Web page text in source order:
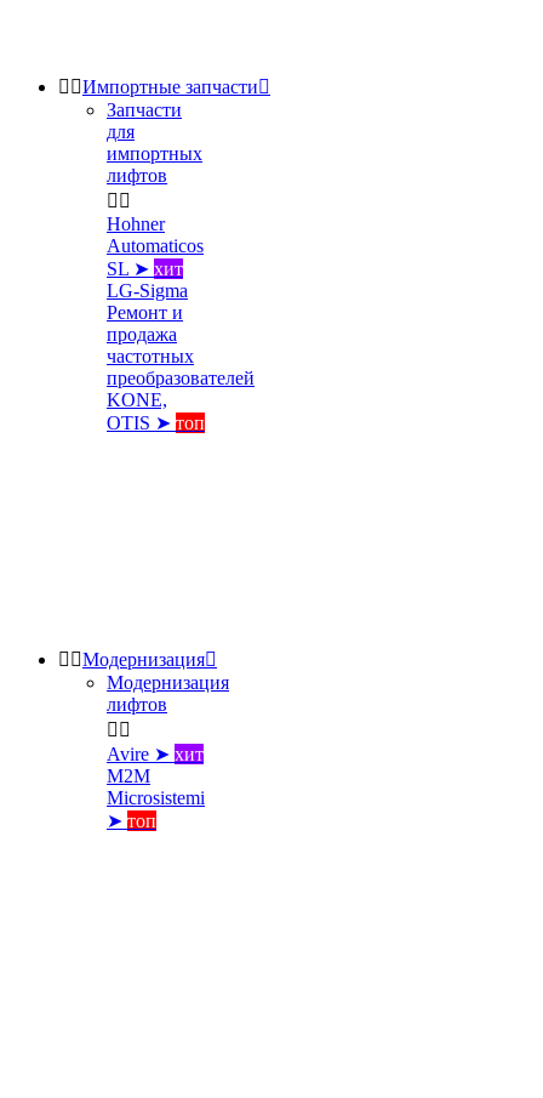
 Импортные запчасти
Запчасти
для
импортных
лифтов
 
Hohner
Automaticos
SL ➤ хит
LG-Sigma
Ремонт и
продажа
частотных
преобразователей
KONE,
OTIS ➤ топ
 Модернизация
Модернизация
лифтов
 
Avire ➤ хит
M2M
Microsistemi
➤ топ